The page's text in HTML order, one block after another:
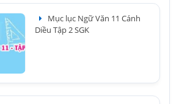
Mục lục Ngữ Văn 11 Cánh
Diều Tập 2 SGK